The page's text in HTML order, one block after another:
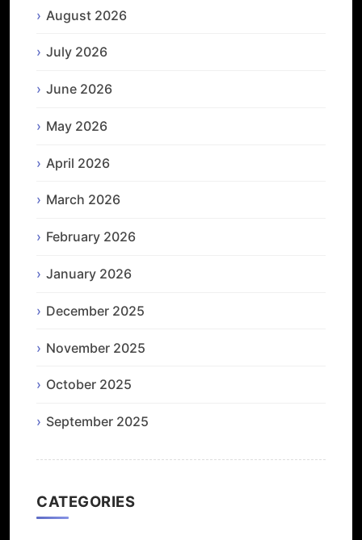
August 2026
July 2026
June 2026
May 2026
April 2026
March 2026
February 2026
January 2026
December 2025
November 2025
October 2025
September 2025
CATEGORIES